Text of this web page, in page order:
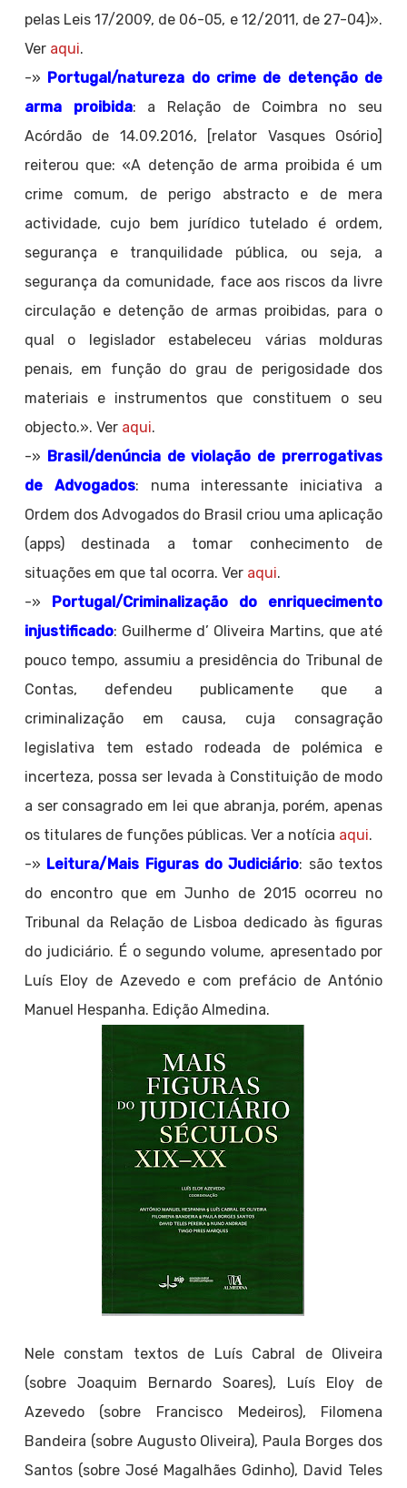
pelas Leis 17/2009, de 06-05, e 12/2011, de 27-04)».
Ver aqui.
-» Portugal/natureza do crime de detenção de
arma proibida: a Relação de Coimbra no seu
Acórdão de 14.09.2016, [relator Vasques Osório]
reiterou que: «A detenção de arma proibida é um
crime comum, de perigo abstracto e de mera
actividade, cujo bem jurídico tutelado é ordem,
segurança e tranquilidade pública, ou seja, a
segurança da comunidade, face aos riscos da livre
circulação e detenção de armas proibidas, para o
qual o legislador estabeleceu várias molduras
penais, em função do grau de perigosidade dos
materiais e instrumentos que constituem o seu
objecto.». Ver aqui.
-» Brasil/denúncia de violação de prerrogativas
de Advogados: numa interessante iniciativa a
Ordem dos Advogados do Brasil criou uma aplicação
(apps) destinada a tomar conhecimento de
situações em que tal ocorra. Ver aqui.
-» Portugal/Criminalização do enriquecimento
injustificado: Guilherme d’ Oliveira Martins, que até
pouco tempo, assumiu a presidência do Tribunal de
Contas, defendeu publicamente que a
criminalização em causa, cuja consagração
legislativa tem estado rodeada de polémica e
incerteza, possa ser levada à Constituição de modo
a ser consagrado em lei que abranja, porém, apenas
os titulares de funções públicas. Ver a notícia aqui.
-» Leitura/Mais Figuras do Judiciário: são textos
do encontro que em Junho de 2015 ocorreu no
Tribunal da Relação de Lisboa dedicado às figuras
do judiciário. É o segundo volume, apresentado por
Luís Eloy de Azevedo e com prefácio de António
Manuel Hespanha. Edição Almedina.
Nele constam textos de Luís Cabral de Oliveira
(sobre Joaquim Bernardo Soares), Luís Eloy de
Azevedo (sobre Francisco Medeiros), Filomena
Bandeira (sobre Augusto Oliveira), Paula Borges dos
Santos (sobre José Magalhães Gdinho), David Teles